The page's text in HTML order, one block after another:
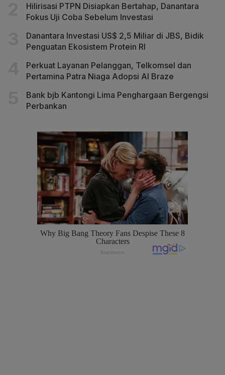
Hilirisasi PTPN Disiapkan Bertahap, Danantara
Fokus Uji Coba Sebelum Investasi
Danantara Investasi US$ 2,5 Miliar di JBS, Bidik
Penguatan Ekosistem Protein RI
Perkuat Layanan Pelanggan, Telkomsel dan
Pertamina Patra Niaga Adopsi AI Braze
Bank bjb Kantongi Lima Penghargaan Bergengsi
Perbankan